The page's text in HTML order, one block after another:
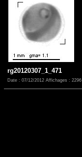
rg20120307_1_471
Date : 07/12/2012 Affichages : 2296